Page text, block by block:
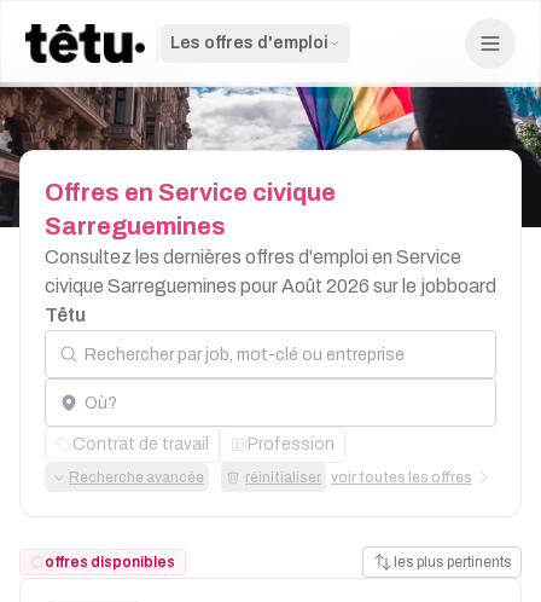
Les offres d'emploi
Offres en Service civique
Sarreguemines
Consultez les dernières offres d'emploi en Service
civique Sarreguemines pour Août 2026 sur le jobboard
Têtu
Rechercher par job, mot-clé ou entreprise
Localisation
Contrat de travail Profession
Recherche avancée réinitialiser voir toutes les offres
offres disponibles les plus pertinents